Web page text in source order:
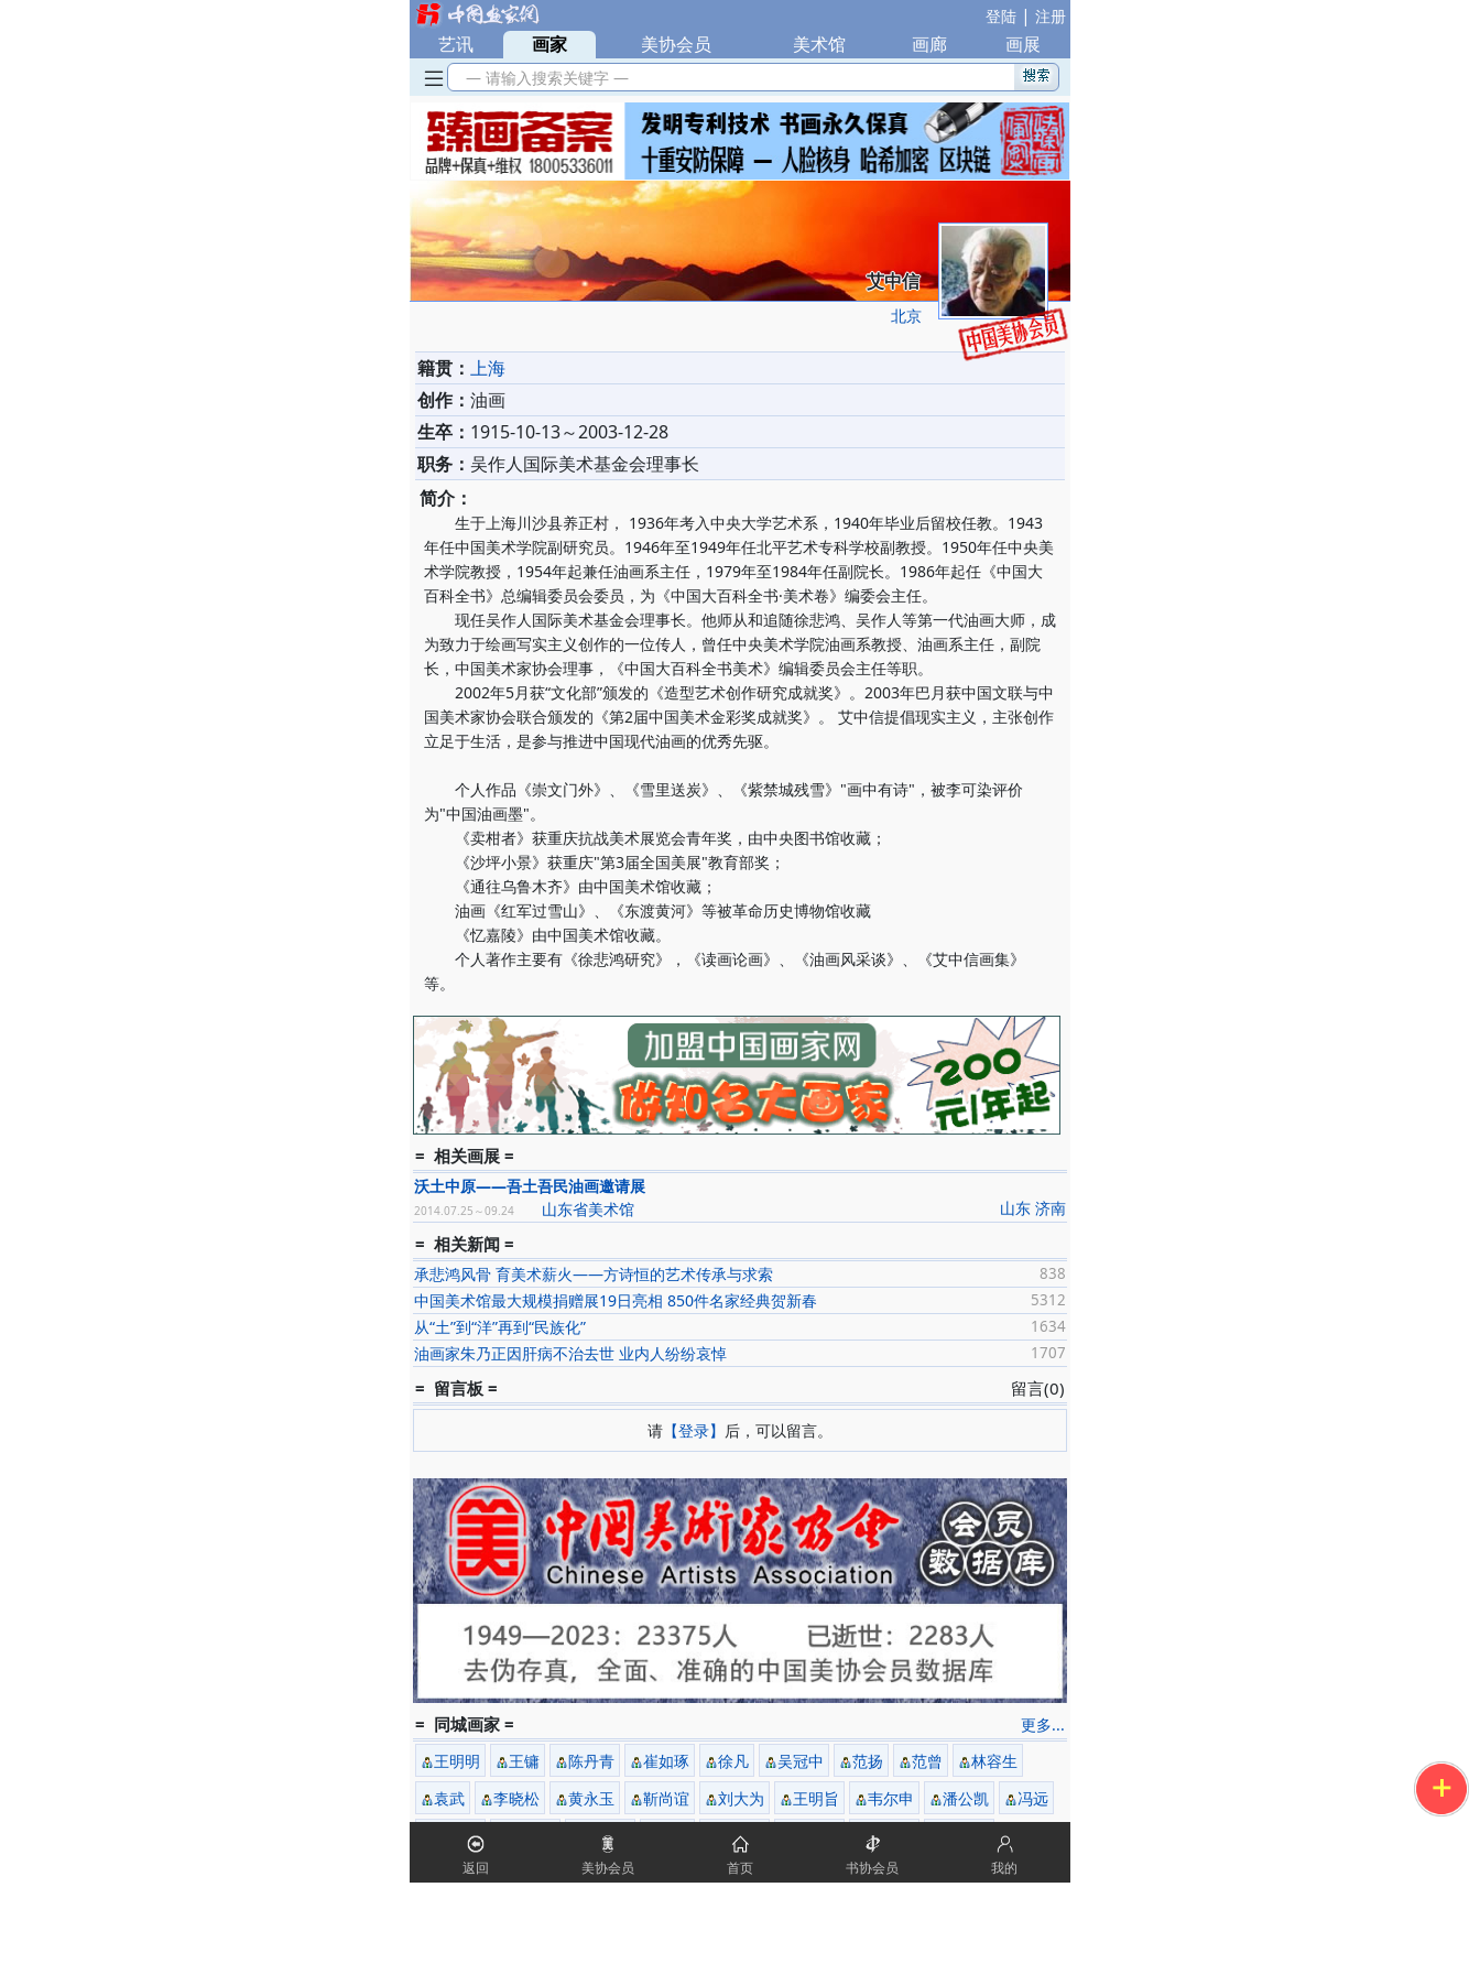
登陆 | 注册
艺讯 | 画家 美协会员 美术馆 画廊 画展
— 请输入搜索关键字 —
艾中信
北京
籍贯： 上海
创作： 油画
生卒： 1915-10-13～2003-12-28
职务： 吴作人国际美术基金会理事长
简介：
生于上海川沙县养正村， 1936年考入中央大学艺术系，1940年毕业后留校任教。1943
年任中国美术学院副研究员。1946年至1949年任北平艺术专科学校副教授。1950年任中央美
术学院教授，1954年起兼任油画系主任，1979年至1984年任副院长。1986年起任《中国大
百科全书》总编辑委员会委员，为《中国大百科全书·美术卷》编委会主任。
现任吴作人国际美术基金会理事长。他师从和追随徐悲鸿、吴作人等第一代油画大师，成
为致力于绘画写实主义创作的一位传人，曾任中央美术学院油画系教授、油画系主任，副院
长，中国美术家协会理事，《中国大百科全书美术》编辑委员会主任等职。
2002年5月获“文化部”颁发的《造型艺术创作研究成就奖》。2003年巴月获中国文联与中
国美术家协会联合颁发的《第2届中国美术金彩奖成就奖》。 艾中信提倡现实主义，主张创作
立足于生活，是参与推进中国现代油画的优秀先驱。
个人作品《崇文门外》、《雪里送炭》、《紫禁城残雪》"画中有诗"，被李可染评价
为"中国油画墨"。
《卖柑者》获重庆抗战美术展览会青年奖，由中央图书馆收藏；
《沙坪小景》获重庆"第3届全国美展"教育部奖；
《通往乌鲁木齐》由中国美术馆收藏；
油画《红军过雪山》、《东渡黄河》等被革命历史博物馆收藏
《忆嘉陵》由中国美术馆收藏。
个人著作主要有《徐悲鸿研究》，《读画论画》、《油画风采谈》、《艾中信画集》
等。
= 相关画展 =
沃土中原——吾土吾民油画邀请展
山东 济南
2014.07.25～09.24 山东省美术馆
= 相关新闻 =
838
承悲鸿风骨 育美术薪火——方诗恒的艺术传承与求索
5312
中国美术馆最大规模捐赠展19日亮相 850件名家经典贺新春
1634
从“土”到“洋”再到“民族化”
1707
油画家朱乃正因肝病不治去世 业内人纷纷哀悼
留言(0)
= 留言板 =
请 【登录】 后，可以留言。
更多...
= 同城画家 =
王明明 王镛 陈丹青 崔如琢 徐凡 吴冠中 范扬 范曾
林容生
袁武
李晓松 黄永玉 靳尚谊 刘大为 王明旨 韦尔申 潘公凯
冯远
杨力舟
吴长江 满维起 赵建成
张道兴
张复兴 ...
返回 美协会员 首页 书协会员 我的